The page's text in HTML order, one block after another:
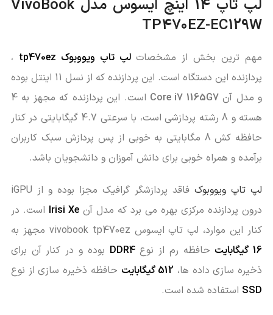
لپ تاپ 14 اینچ ایسوس مدل VivoBook
TP470EZ-EC129W
مهم ترین بخش از مشخصاتلپ تاپ ویووبوک tp470ez
،
پردازنده این دستگاه است. این پردازنده که از نسل 11 اینتل بوده
و مدل آنCore i7 1165G7
است. این پردازنده که مجهز به 4
هسته و 8 رشته پردازشی است، با سرعتی 4.7 گیگابایتی در کنار
حافظه کش 8 مگابایتی به خوبی از پس پردازش سبک کاربران
برآمده و همراه خوبی برای دانش آموزان و دانشجویان باشد.
لپ تاپ ویووبوک
فاقد پردازشگر گرافیک مجزا بوده و از iGPU
درون پردازنده مرکزی بهره می برد که مدل آنIrisi Xe است. در
کنار این موارد، لپ تاپ ایسوس vivobook tp470ez مجهز به
16 گیگابایت
حافظه رم از نوعDDR4 بوده و در کنار آن برای
ذخیره سازی داده ها، 512 گیگابایت
حافظه ذخیره سازی از نوع
SSD استفاده شده است.